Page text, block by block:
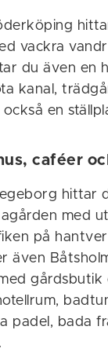
vackra
du även en
kanal,
också en
caféer
hittar
med
på
även
padel, bada